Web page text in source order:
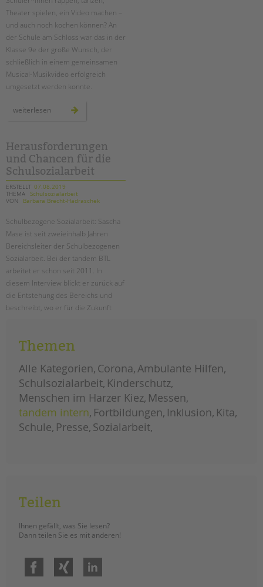
Theater spielen, ein Video machen –
und auch noch kochen können? An
der Schule am Schloss war das in der
Klasse 9e der große Wunsch, der
schließlich in einem gemeinsamen
Musical-Musikvideo erfolgreich
umgesetzt werden konnte.
weiterlesen
der
klasse
9e
an
der
schule
am
schloss
Herausforderungen
und Chancen für die
Schulsozialarbeit
ERSTELLT 07.08.2019
THEMA Schulsozialarbeit
VON
Barbara Brecht-Hadraschek
Schulbezogene Sozialarbeit: Sascha
Mase ist seit zweieinhalb Jahren
Bereichsleiter der Schulbezogenen
Sozialarbeit. Bei der tandem BTL
arbeitet er schon seit 2011. In
diesem Interview blickt er zurück auf
die Entstehung des Bereichs und
beschreibt, wo er für die Zukunft
sich der Bereich weiterentwickeln
weiterlesen herausforderungen
und
chancen
für
schulsozialarbeit
Themen
Alle Kategorien Corona Ambulante Hilfen
Schulsozialarbeit Kinderschutz
Menschen im Harzer Kiez Messen
tandem intern Fortbildungen Inklusion Kita
Schule Presse Sozialarbeit
Teilen
Ihnen gefällt, was Sie lesen?
Dann teilen Sie es mit anderen!
Facebook Xing